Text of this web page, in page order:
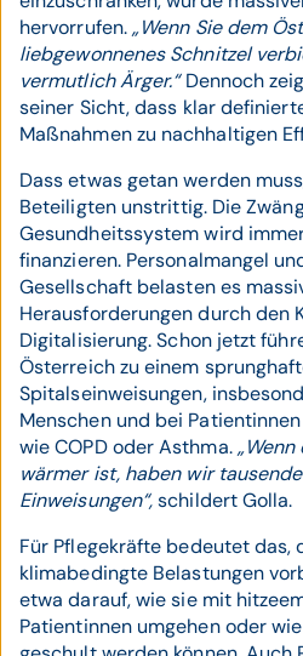
hervorrufen.„Wenn Sie dem
liebgewonnenes Schnitzel
vermutlich Ärger.“Dennoch
seiner Sicht, dass klar
Maßnahmen zu nachhaltigen
Dass etwas getan werden
Beteiligten unstrittig. Die
Gesundheitssystem wird
finanzieren. Personalmangel
Gesellschaft belasten es
Herausforderungen durch den
Digitalisierung. Schon jetzt
Österreich zu einem
Spitalseinweisungen,
Menschen und bei
wie COPD oder Asthma.
wärmer ist, haben wir
Einweisungen“,schildert Golla.
Für Pflegekräfte bedeutet das,
klimabedingte Belastungen
etwa darauf, wie sie mit
Patientinnen umgehen oder